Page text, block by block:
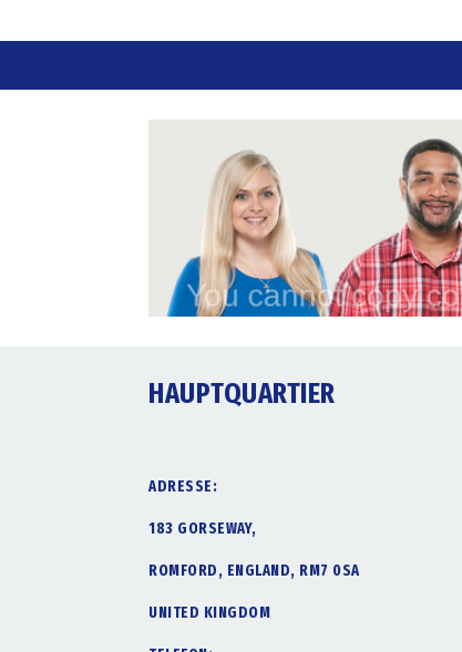
HAUPTQUARTIER
ADRESSE:
183 GORSEWAY,
ROMFORD, ENGLAND, RM7 0SA
UNITED KINGDOM